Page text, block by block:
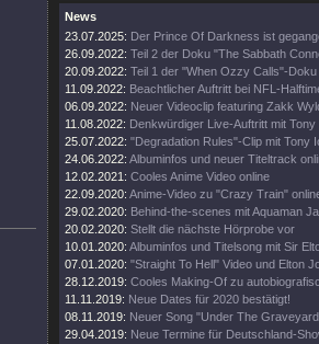
News
23.07.2025: Der Prince Of Darkness ist
26.09.2022: Teil 2 der Doku "The Sabbath
20.09.2022: Teil 1 der "When Ozzy Calls"-Doku
11.09.2022: Beachtlicher Auftritt bei NFL-
06.09.2022: Neuer Videoclip featuring Zakk
11.08.2022: Denkwürdiger Live-Auftritt mit Tony
25.07.2022: "Degradation Rules"-Clip mit Tony
24.06.2022: Albuminfos und neuer Titeltrack
12.02.2021: Cooles Anime Video online
22.09.2020: Anime-Video zu "Crazy Train"
29.02.2020: Behind-the-scenes mit Aquaman
20.02.2020: Stellt die nächste Hörprobe vor
10.01.2020: Albuminfos und Titelsong mit Sir
07.01.2020: "Straight To Hell" Video und Elton
28.12.2019: Cooles Making-Of zu
11.11.2019: Neue Dates für 2020 bestätigt!
08.11.2019: Neuer Song "Under The
29.04.2019: Neue Termine für Deutschland-